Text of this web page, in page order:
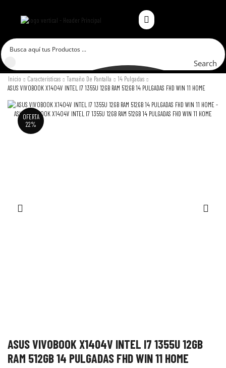
Search
Inicio Características Tamaño De Pantalla
14 Pulgadas
ASUS VIVOBOOK X1404V INTEL I7 1355U 12GB RAM 512GB 14 PULGADAS FHD WIN 11 HOME
OFERTA
22%
ASUS VIVOBOOK X1404V INTEL I7 1355U 12GB
RAM 512GB 14 PULGADAS FHD WIN 11 HOME